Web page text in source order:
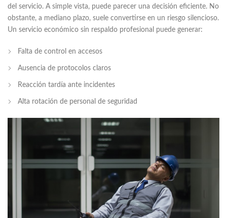
del servicio. A simple vista, puede parecer una decisión eficiente. No
obstante, a mediano plazo, suele convertirse en un riesgo silencioso.
Un servicio económico sin respaldo profesional puede generar:
Falta de control en accesos
Ausencia de protocolos claros
Reacción tardía ante incidentes
Alta rotación de personal de seguridad